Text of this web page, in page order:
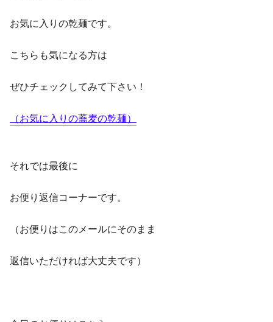
お気に入りの乾麺です。
こちらも気になる方は
ぜひチェックしてみて下さい！
（お気に入りの蕎麦の乾麺）
それでは最後に
お便り返信コーナーです。
（お便りはこのメールにそのまま
返信いただければ大丈夫です）